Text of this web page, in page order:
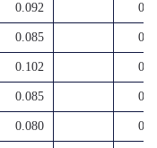
0.092
0.085
0.102
0.085
0.080